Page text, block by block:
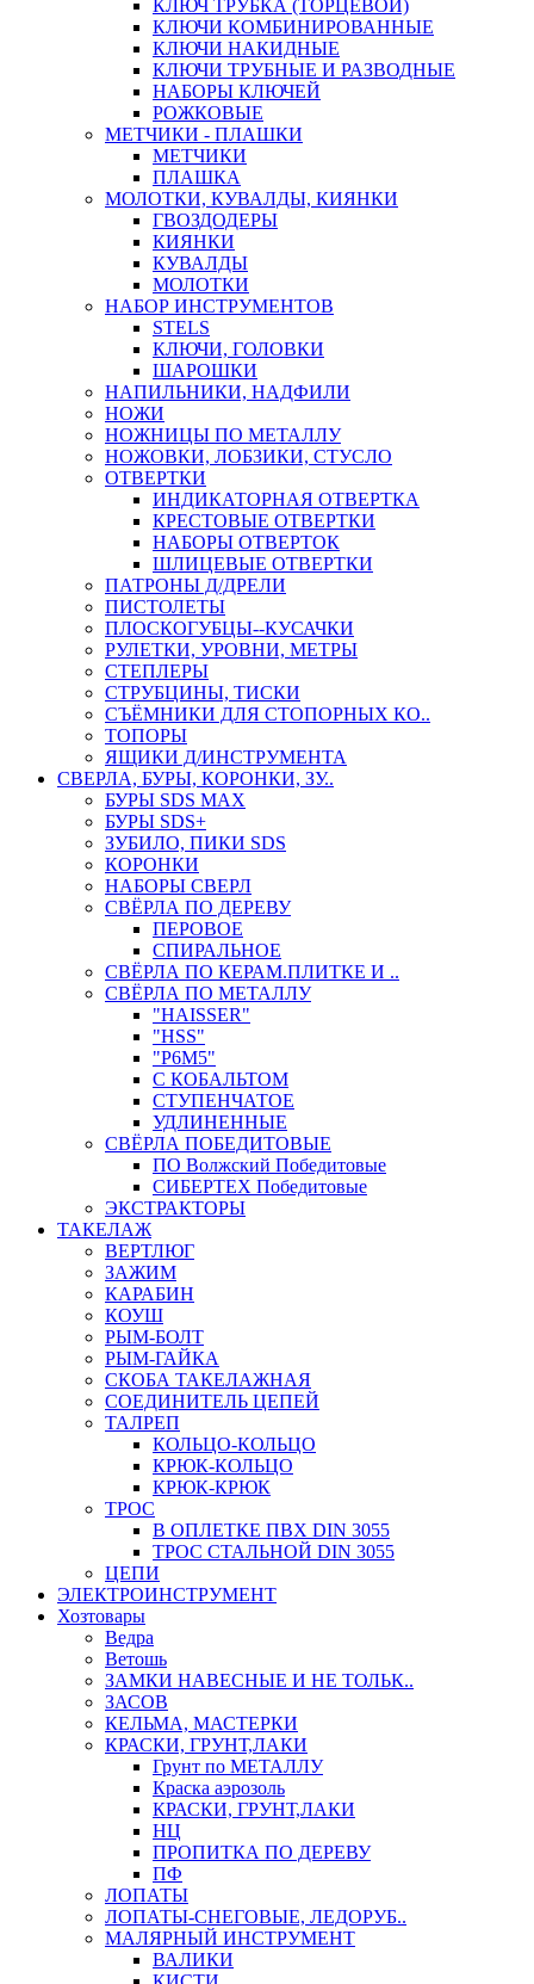
КЛЮЧ ТРУБКА (ТОРЦЕВОЙ)
КЛЮЧИ КОМБИНИРОВАННЫЕ
КЛЮЧИ НАКИДНЫЕ
КЛЮЧИ ТРУБНЫЕ И РАЗВОДНЫЕ
НАБОРЫ КЛЮЧЕЙ
РОЖКОВЫЕ
МЕТЧИКИ - ПЛАШКИ
МЕТЧИКИ
ПЛАШКА
МОЛОТКИ, КУВАЛДЫ, КИЯНКИ
ГВОЗДОДЕРЫ
КИЯНКИ
КУВАЛДЫ
МОЛОТКИ
НАБОР ИНСТРУМЕНТОВ
STELS
КЛЮЧИ, ГОЛОВКИ
ШАРОШКИ
НАПИЛЬНИКИ, НАДФИЛИ
НОЖИ
НОЖНИЦЫ ПО МЕТАЛЛУ
НОЖОВКИ, ЛОБЗИКИ, СТУСЛО
ОТВЕРТКИ
ИНДИКАТОРНАЯ ОТВЕРТКА
КРЕСТОВЫЕ ОТВЕРТКИ
НАБОРЫ ОТВЕРТОК
ШЛИЦЕВЫЕ ОТВЕРТКИ
ПАТРОНЫ Д/ДРЕЛИ
ПИСТОЛЕТЫ
ПЛОСКОГУБЦЫ--КУСАЧКИ
РУЛЕТКИ, УРОВНИ, МЕТРЫ
СТЕПЛЕРЫ
СТРУБЦИНЫ, ТИСКИ
СЪЁМНИКИ ДЛЯ СТОПОРНЫХ КО..
ТОПОРЫ
ЯЩИКИ Д/ИНСТРУМЕНТА
СВЕРЛА, БУРЫ, КОРОНКИ, ЗУ..
БУРЫ SDS MAX
БУРЫ SDS+
ЗУБИЛО, ПИКИ SDS
КОРОНКИ
НАБОРЫ СВЕРЛ
СВЁРЛА ПО ДЕРЕВУ
ПЕРОВОЕ
СПИРАЛЬНОЕ
СВЁРЛА ПО КЕРАМ.ПЛИТКЕ И ..
СВЁРЛА ПО МЕТАЛЛУ
"HAISSER"
"HSS"
"Р6М5"
С КОБАЛЬТОМ
СТУПЕНЧАТОЕ
УДЛИНЕННЫЕ
СВЁРЛА ПОБЕДИТОВЫЕ
ПО Волжский Победитовые
СИБЕРТЕХ Победитовые
ЭКСТРАКТОРЫ
ТАКЕЛАЖ
ВЕРТЛЮГ
ЗАЖИМ
КАРАБИН
КОУШ
РЫМ-БОЛТ
РЫМ-ГАЙКА
СКОБА ТАКЕЛАЖНАЯ
СОЕДИНИТЕЛЬ ЦЕПЕЙ
ТАЛРЕП
КОЛЬЦО-КОЛЬЦО
КРЮК-КОЛЬЦО
КРЮК-КРЮК
ТРОС
В ОПЛЕТКЕ ПВХ DIN 3055
ТРОС СТАЛЬНОЙ DIN 3055
ЦЕПИ
ЭЛЕКТРОИНСТРУМЕНТ
Хозтовары
Ведра
Ветошь
ЗАМКИ НАВЕСНЫЕ И НЕ ТОЛЬК..
ЗАСОВ
КЕЛЬМА, МАСТЕРКИ
КРАСКИ, ГРУНТ,ЛАКИ
Грунт по МЕТАЛЛУ
Краска аэрозоль
КРАСКИ, ГРУНТ,ЛАКИ
НЦ
ПРОПИТКА ПО ДЕРЕВУ
ПФ
ЛОПАТЫ
ЛОПАТЫ-СНЕГОВЫЕ, ЛЕДОРУБ..
МАЛЯРНЫЙ ИНСТРУМЕНТ
ВАЛИКИ